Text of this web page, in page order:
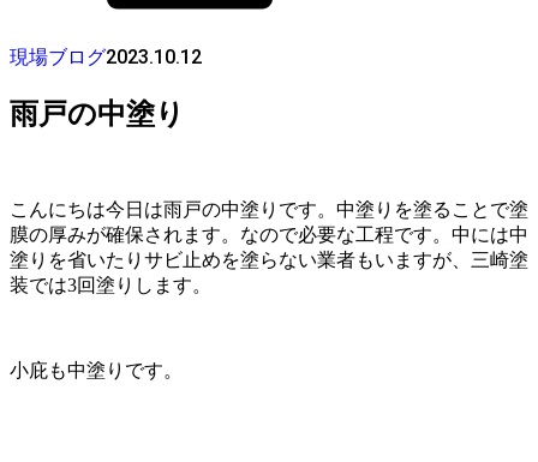
現場ブログ2023.10.12
雨戸の中塗り
こんにちは今日は雨戸の中塗りです。中塗りを塗ることで塗
膜の厚みが確保されます。なので必要な工程です。中には中
塗りを省いたりサビ止めを塗らない業者もいますが、三崎塗
装では3回塗りします。
小庇も中塗りです。